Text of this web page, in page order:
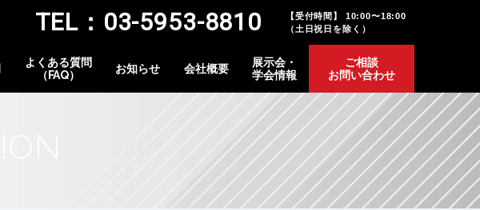
TEL：03-5953-8810
【受付時間】 10:00〜18:00
（土日祝日を除く）
よくある質問
（FAQ）
お知らせ 会社概要
展示会・
学会情報
ご相談
お問い合わせ